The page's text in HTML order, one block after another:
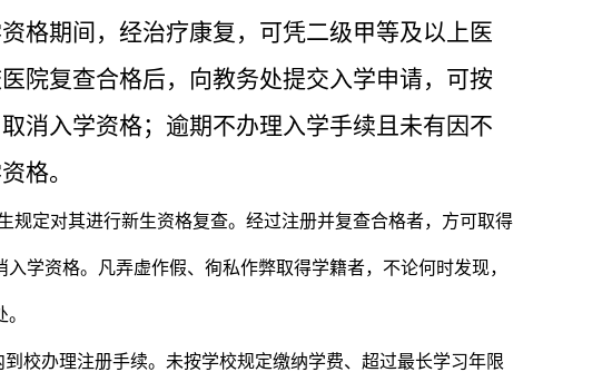
格期间，经治疗康复，可凭二级甲等及以上医
院复查合格后，向教务处提交入学申请，可按
消入学资格；逾期不办理入学手续且未有因不
格。
规定对其进行新生资格复查。经过注册并复查合格者，方可取得
学资格。凡弄虚作假、徇私作弊取得学籍者，不论何时发现，
校办理注册手续。未按学校规定缴纳学费、超过最长学习年限